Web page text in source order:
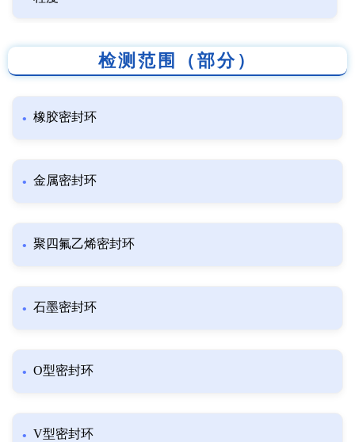
检测范围（部分）
橡胶密封环
金属密封环
聚四氟乙烯密封环
石墨密封环
O型密封环
V型密封环